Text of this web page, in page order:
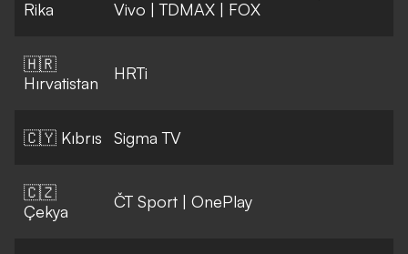
Rika
Vivo |TDMAX | FOX
🇭🇷
Hırvatistan
HRTi
🇨🇾 Kıbrıs Sigma TV
🇨🇿
Çekya
ČT Sport | OnePlay